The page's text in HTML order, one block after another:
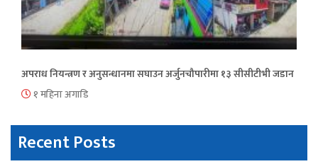
अपराध नियन्त्रण र अनुसन्धानमा सघाउन अर्जुनचौपारीमा १३ सीसीटीभी जडान
१ महिना अगाडि
Recent Posts